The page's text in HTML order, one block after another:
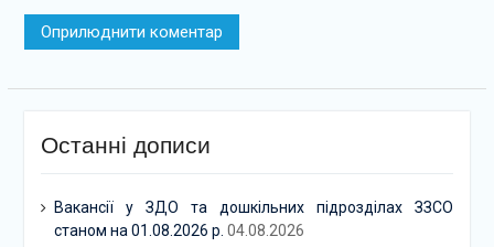
Останні дописи
Вакансії у ЗДО та дошкільних підрозділах ЗЗСО
станом на 01.08.2026 р. 04.08.2026